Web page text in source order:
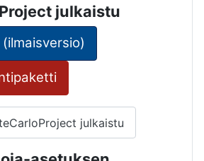
julkaistu
julkaistu